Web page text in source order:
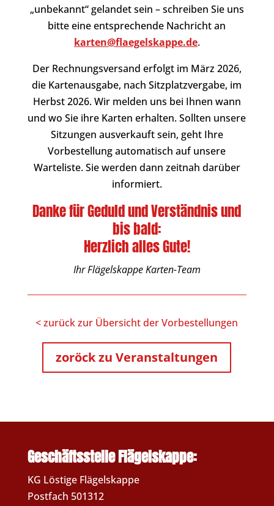
„unbekannt“ gelandet sein – schreiben Sie uns
bitte eine entsprechende Nachricht an
karten@flaegelskappe.de.
Der Rechnungsversand erfolgt im März 2026,
die Kartenausgabe, nach Sitzplatzvergabe, im
Herbst 2026. Wir melden uns bei Ihnen wann
und wo Sie ihre Karten erhalten. Sollten unsere
Sitzungen ausverkauft sein, geht Ihre
Vorbestellung automatisch auf unsere
Warteliste. Sie werden dann zeitnah darüber
informiert.
Danke für Geduld und Verständnis und
bis bald:
Herzlich alles Gute!
Ihr Flägelskappe Karten-Team
< zurück zur Übersicht der Vorbestellungen
zoröck zu Veranstaltungen
Geschäftsstelle Flägelskappe:
KG Löstige Flägelskappe
Postfach 501312